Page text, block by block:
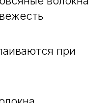
при